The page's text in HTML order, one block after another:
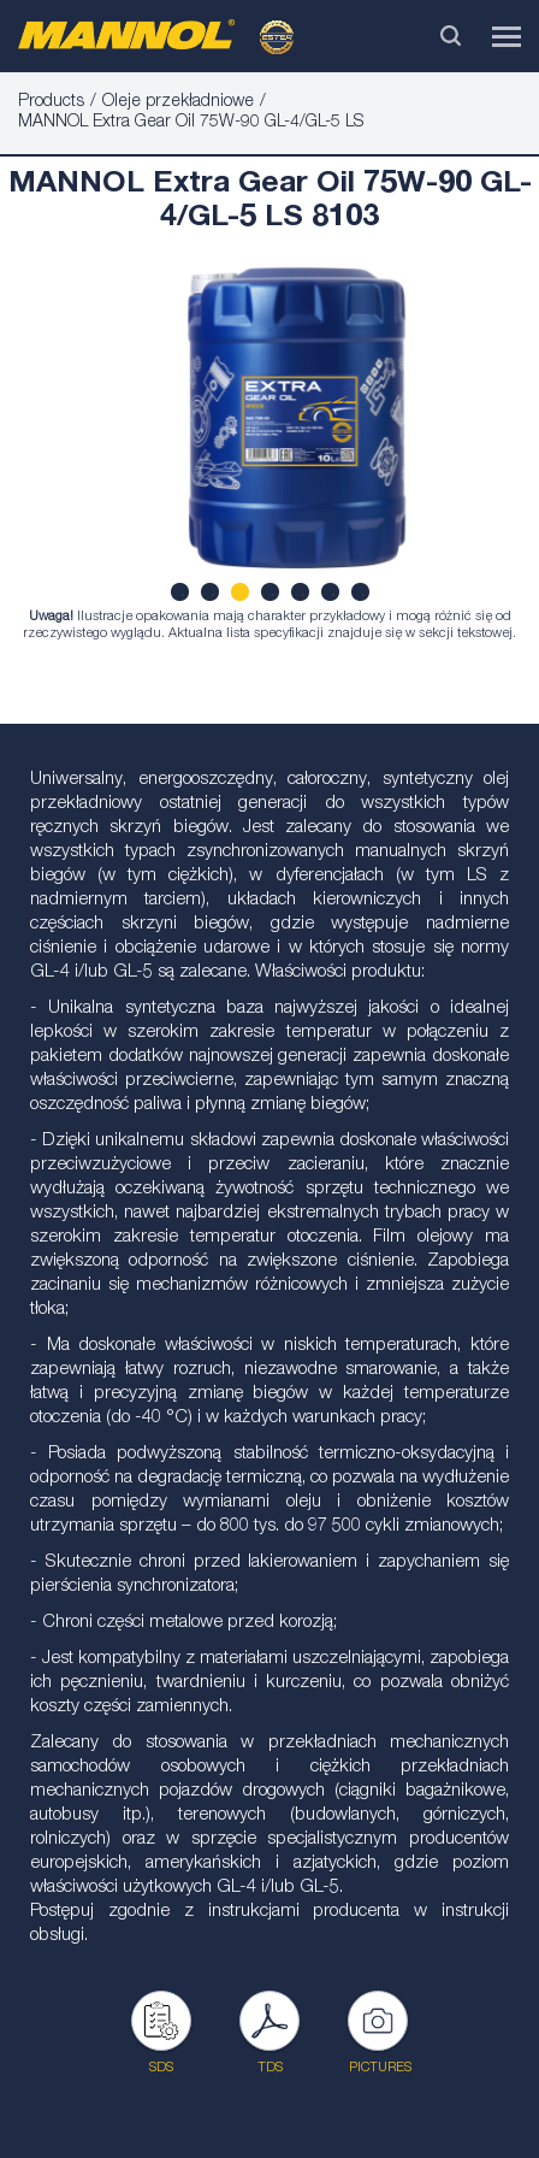
Products
Oleje przekładniowe
MANNOL Extra Gear Oil 75W-90 GL-4/GL-5 LS
MANNOL Extra Gear Oil 75W-90 GL-
4/GL-5 LS 8103
1 3 4 5 6 7
Uwaga! Ilustracje opakowania mają charakter przykładowy i mogą różnić się od
rzeczywistego wyglądu. Aktualna lista specyfikacji znajduje się w sekcji tekstowej.
Uniwersalny, energooszczędny, całoroczny, syntetyczny olej
przekładniowy ostatniej generacji do wszystkich typów
ręcznych skrzyń biegów. Jest zalecany do stosowania we
wszystkich typach zsynchronizowanych manualnych skrzyń
biegów (w tym ciężkich), w dyferencjałach (w tym LS z
nadmiernym tarciem), układach kierowniczych i innych
częściach skrzyni biegów, gdzie występuje nadmierne
ciśnienie i obciążenie udarowe i w których stosuje się normy
GL-4 i/lub GL-5 są zalecane. Właściwości produktu:
- Unikalna syntetyczna baza najwyższej jakości o idealnej
lepkości w szerokim zakresie temperatur w połączeniu z
pakietem dodatków najnowszej generacji zapewnia doskonałe
właściwości przeciwcierne, zapewniając tym samym znaczną
oszczędność paliwa i płynną zmianę biegów;
- Dzięki unikalnemu składowi zapewnia doskonałe właściwości
przeciwzużyciowe i przeciw zacieraniu, które znacznie
wydłużają oczekiwaną żywotność sprzętu technicznego we
wszystkich, nawet najbardziej ekstremalnych trybach pracy w
szerokim zakresie temperatur otoczenia. Film olejowy ma
zwiększoną odporność na zwiększone ciśnienie. Zapobiega
zacinaniu się mechanizmów różnicowych i zmniejsza zużycie
tłoka;
- Ma doskonałe właściwości w niskich temperaturach, które
zapewniają łatwy rozruch, niezawodne smarowanie, a także
łatwą i precyzyjną zmianę biegów w każdej temperaturze
otoczenia (do -40 °C) i w każdych warunkach pracy;
- Posiada podwyższoną stabilność termiczno-oksydacyjną i
odporność na degradację termiczną, co pozwala na wydłużenie
czasu pomiędzy wymianami oleju i obniżenie kosztów
utrzymania sprzętu – do 800 tys. do 97 500 cykli zmianowych;
- Skutecznie chroni przed lakierowaniem i zapychaniem się
pierścienia synchronizatora;
- Chroni części metalowe przed korozją;
- Jest kompatybilny z materiałami uszczelniającymi, zapobiega
ich pęcznieniu, twardnieniu i kurczeniu, co pozwala obniżyć
koszty części zamiennych.
Zalecany do stosowania w przekładniach mechanicznych
samochodów osobowych i ciężkich przekładniach
mechanicznych pojazdów drogowych (ciągniki bagażnikowe,
autobusy itp.), terenowych (budowlanych, górniczych,
rolniczych) oraz w sprzęcie specjalistycznym producentów
europejskich, amerykańskich i azjatyckich, gdzie poziom
właściwości użytkowych GL-4 i/lub GL-5.
Postępuj zgodnie z instrukcjami producenta w instrukcji
obsługi.
SDS TDS PICTURES